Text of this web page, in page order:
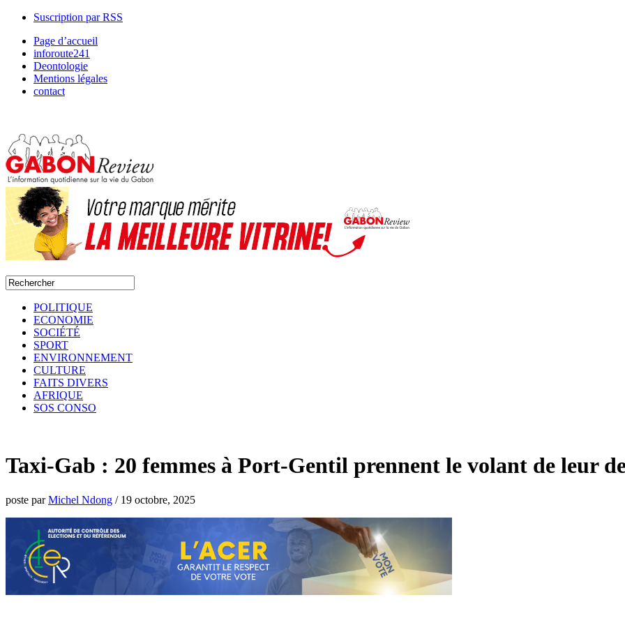
Suscription par RSS
Page d’accueil
inforoute241
Deontologie
Mentions légales
contact
POLITIQUE
ECONOMIE
SOCIÉTÉ
SPORT
ENVIRONNEMENT
CULTURE
FAITS DIVERS
AFRIQUE
SOS CONSO
Taxi-Gab : 20 femmes à Port-Gentil prennent le volant de leur
poste parMichel Ndong / 19 octobre, 2025